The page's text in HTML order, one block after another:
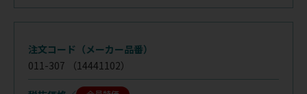
注文コード（メーカー品番）
011-307 （14441102）